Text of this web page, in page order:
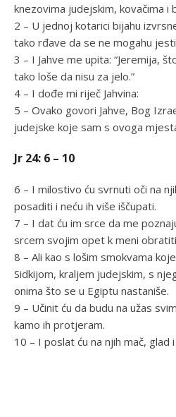
knezovima judejskim, kovačima i
2 – U jednoj kotarici bijahu
tako rđave da se ne mogahu
3 – I Jahve me upita: “Jeremija,
tako loše da nisu za jelo.”
4 – I dođe mi riječ Jahvina:
5 – Ovako govori Jahve, Bog
judejske koje sam s ovoga
Jr 24: 6 – 10
6 – I milostivo ću svrnuti oči na
posaditi i neću ih više iščupati.
7 – I dat ću im srce da me
srcem svojim opet k meni
8 – Ali kao s lošim smokvama
Sidkijom, kraljem judejskim, s
onima što se u Egiptu nastaniše.
9 – Učinit ću da budu na užas
kamo ih protjeram.
10 – I poslat ću na njih mač,